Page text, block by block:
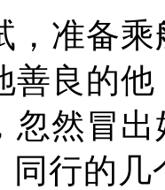
，准备
善良的
忽然冒
同行的